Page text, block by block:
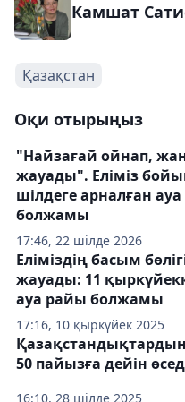
Камшат
Қазақстан
Оқи отырыңыз
17:46, 22 шілде 2026
"Найзағай ойнап,
жауады". Еліміз
шілдеге арналған
болжамы
17:16, 10 қыркүйек 2025
Еліміздің басым
жауады: 11
ауа райы болжамы
16:10, 28 шілде 2025
50 пайызға дейін